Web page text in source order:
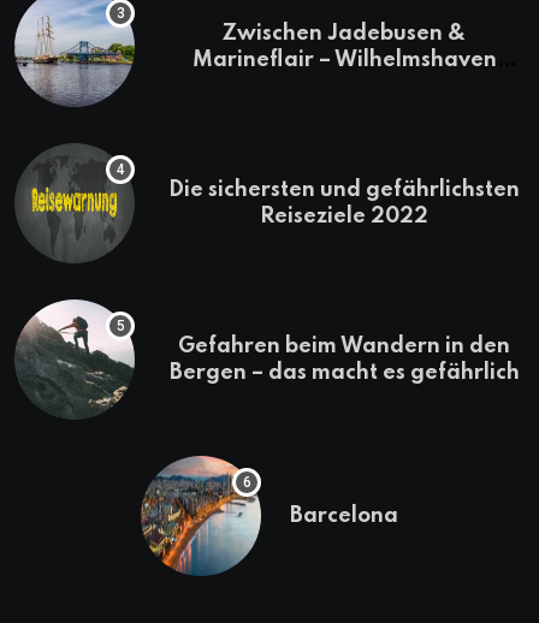
Zwischen Jadebusen &
Marineflair – Wilhelmshaven
Die sichersten und gefährlichsten
Reiseziele 2022
Gefahren beim Wandern in den
Bergen – das macht es gefährlich
Barcelona